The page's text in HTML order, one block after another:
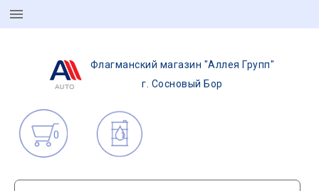
Флагманский магазин "Аллея Групп"
г. Сосновый Бор
0